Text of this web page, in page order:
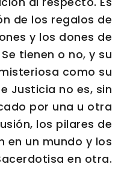
de los regalos de
y los dones de
tienen o no, y su
como su
Justicia no es, sin
por una u otra
los pilares de
en un mundo y los
en otra.